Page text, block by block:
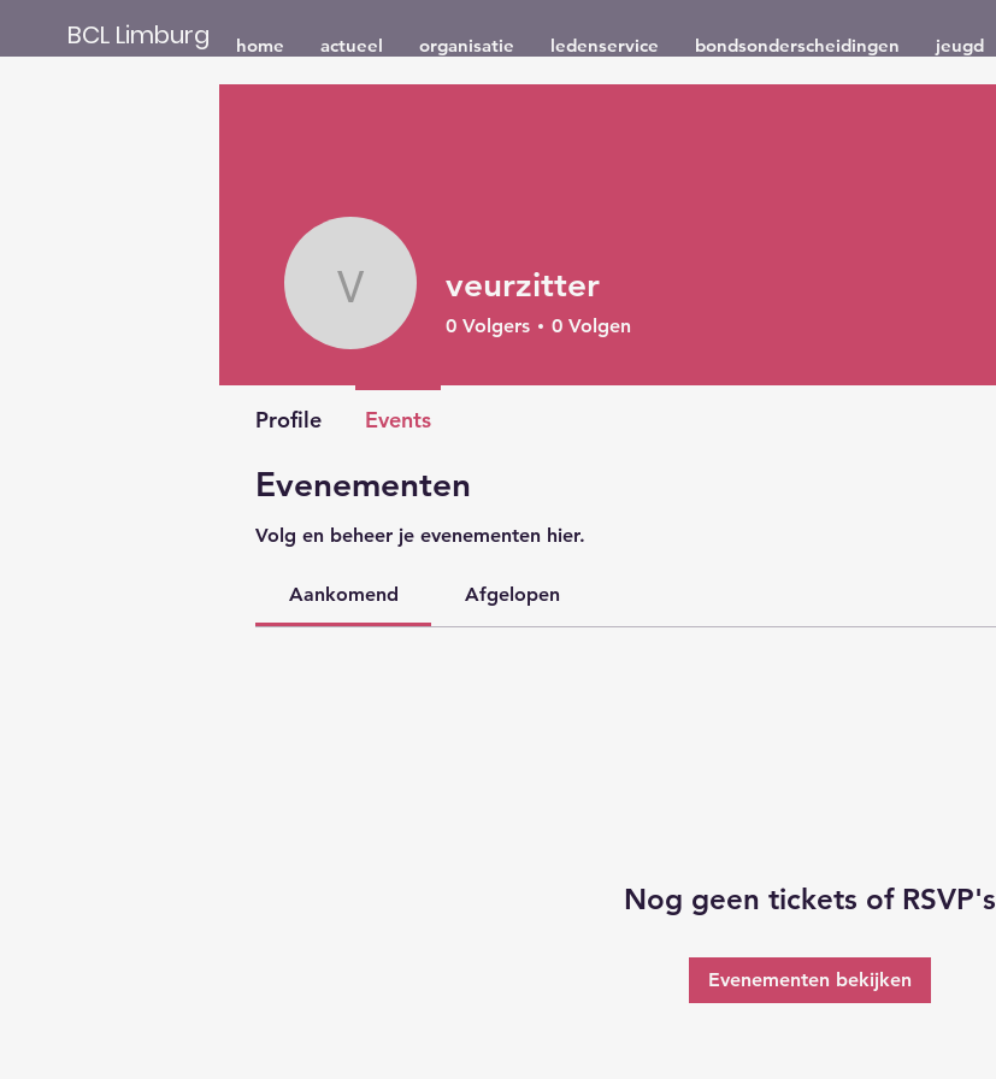
BCL Limburg home actueel organisatie ledenservice bondsonderscheidingen jeugd
Evenementen
Volg en beheer je evenementen hier.
Aankomend Afgelopen
Nog geen tickets of RSVP's
Evenementen bekijken
veurzitter
veurzitter
0 Volgers 0 Volgen
Profile Events